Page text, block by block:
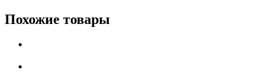
Похожие товары